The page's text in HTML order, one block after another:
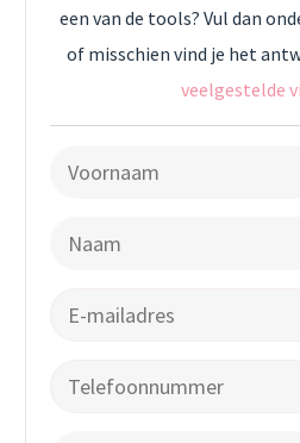
een van de tools? Vul dan
of misschien vind je het
veelgestelde